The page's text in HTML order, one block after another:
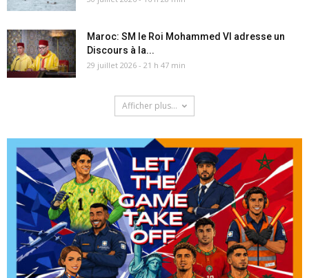
Maroc: SM le Roi Mohammed VI adresse un
Discours à la...
29 juillet 2026 - 21 h 47 min
Afficher plus...